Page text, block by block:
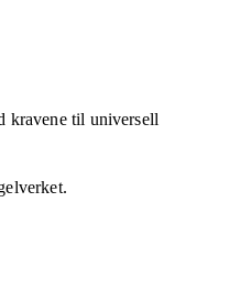
kravene til universell